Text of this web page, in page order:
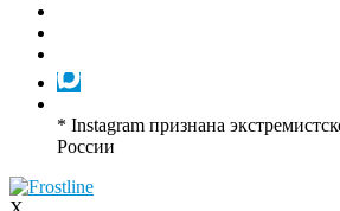
* Instagram признана
России